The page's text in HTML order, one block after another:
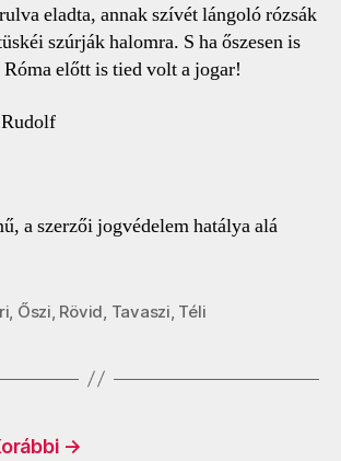
eladta, annak szívét lángoló rózsák
szúrják halomra. S ha őszesen is
előtt is tied volt a jogar!
a szerzői jogvédelem hatálya alá
Őszi Rövid Tavaszi Téli
→